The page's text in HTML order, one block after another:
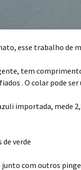
esse trabalho de
tem
. O colar pode
importada, mede
de verde
com outros